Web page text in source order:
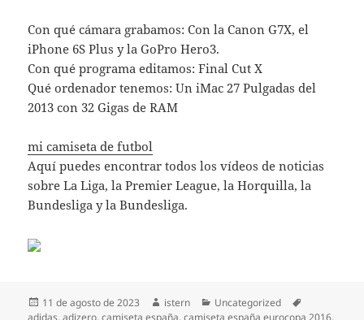
Con qué cámara grabamos: Con la Canon G7X, el
iPhone 6S Plus y la GoPro Hero3.
Con qué programa editamos: Final Cut X
Qué ordenador tenemos: Un iMac 27 Pulgadas del
2013 con 32 Gigas de RAM
mi camiseta de futbol
Aquí puedes encontrar todos los vídeos de noticias
sobre La Liga, la Premier League, la Horquilla, la
Bundesliga y la Bundesliga.
Publicado
el
11 de agosto de 2023 Autor
istern Categorías
Uncategorized
adidas,adizero,camiseta españa,camiseta españa eurocopa 2016,